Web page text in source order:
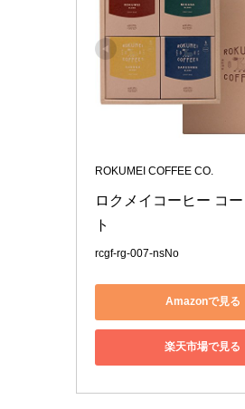
ROKUMEI COFFEE CO.
ロクメイコーヒー コ
ト
rcgf-rg-007-nsNo
Amazonで見る
楽天市場で見る